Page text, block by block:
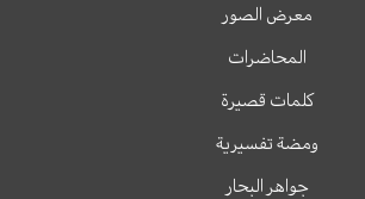
معرض الصور
المحاضرات
كلمات قصيرة
ومضة تفسيرية
جواهر البحار